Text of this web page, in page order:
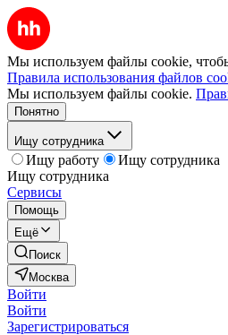
Мы используем файлы cookie,
Правила использования файлов
Мы используем файлы cookie.
Понятно
Ищу сотрудника
Ищу работу
Ищу сотрудника
Ищу сотрудника
Сервисы
Помощь
Ещё
Поиск
Москва
Войти
Войти
Зарегистрироваться